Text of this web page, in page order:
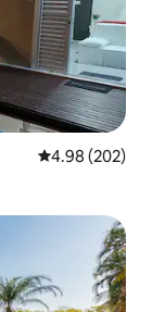
औसत रेटिंग 5 में से
4.98 (202)